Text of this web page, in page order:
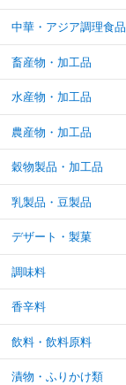
中華・アジア調理食品
畜産物・加工品
水産物・加工品
農産物・加工品
穀物製品・加工品
乳製品・豆製品
デザート・製菓
調味料
香辛料
飲料・飲料原料
漬物・ふりかけ類